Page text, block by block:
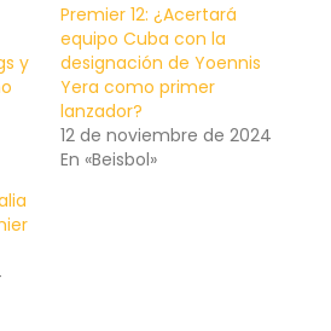
y
Premier 12: ¿Acertará
equipo Cuba con la
designación de Yoennis
Yera como primer
lanzador?
12 de noviembre de 2024
En «Beisbol»